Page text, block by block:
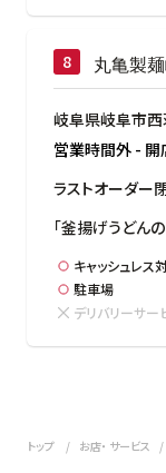
丸亀製
岐阜県岐阜市
営業時間外 - 開
ラストオーダー
「釜揚げうどん
キャッシュレス
駐車場
デリバリーサー
トップ お店・ サービス